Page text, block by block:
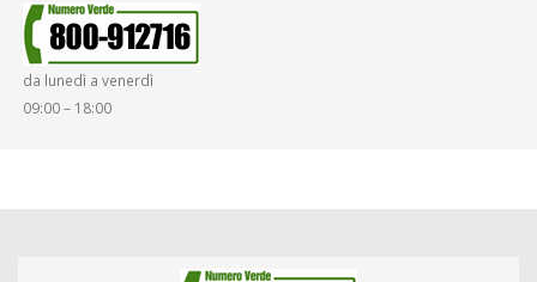
da lunedì a venerdì
09:00 – 18:00